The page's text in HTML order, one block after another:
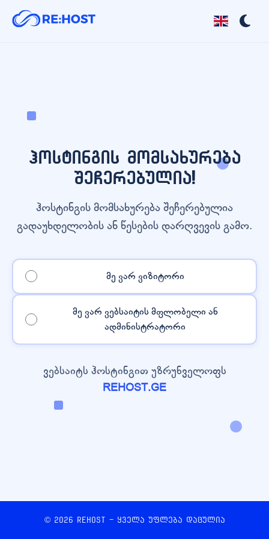
ჰოსტინგის მომსახურება
შეჩერებულია!
ჰოსტინგის მომსახურება შეჩერებულია
გადაუხდელობის ან წესების დარღვევის გამო.
მე ვარ ვიზიტორი
მე ვარ ვებსაიტის მფლობელი ან
ადმინისტრატორი
ვებსაიტს ჰოსტინგით უზრუნველოფს
REHOST.GE
© 2026 REHOST - ყველა უფლება დაცულია